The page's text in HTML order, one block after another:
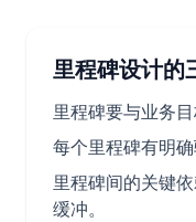
里程碑设计的
里程碑要与业务
每个里程碑有明确
里程碑间的关键
缓冲。